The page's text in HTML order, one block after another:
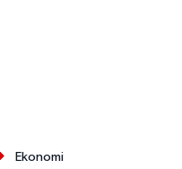
Ekonomi